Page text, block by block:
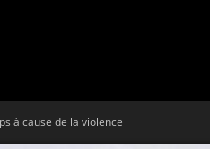
à cause de la violence